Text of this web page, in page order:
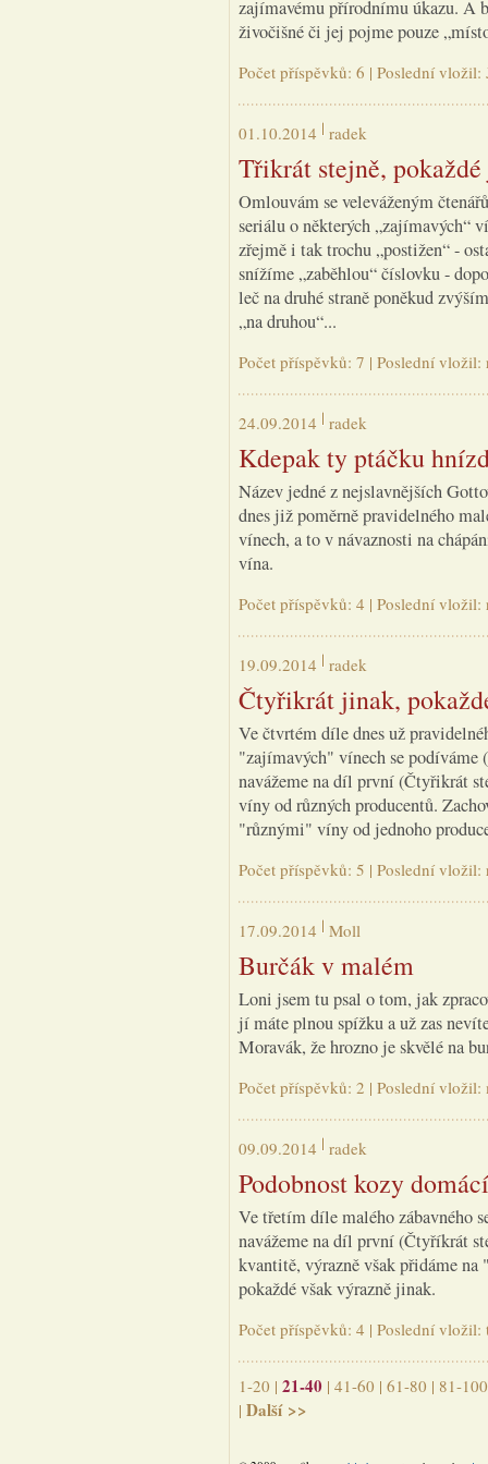
zajímavému přírodnímu úkazu. A
živočišné či jej pojme pouze
Počet příspěvků: 6 | Poslední
01.10.2014 radek
Třikrát stejně,
Omlouvám se veleváženým
seriálu o některých „zajímavých“
zřejmě i tak trochu „postižen“ -
snížíme „zaběhlou“ číslovku -
leč na druhé straně poněkud
„na druhou“...
Počet příspěvků: 7 | Poslední
24.09.2014 radek
Kdepak ty ptáčku
Název jedné z nejslavnějších
dnes již poměrně pravidelného
vínech, a to v návaznosti na
vína.
Počet příspěvků: 4 | Poslední
19.09.2014 radek
Čtyřikrát jinak,
Ve čtvrtém díle dnes už
"zajímavých" vínech se podíváme
navážeme na díl první (Čtyřikrát
víny od různých producentů.
"různými" víny od jednoho
Počet příspěvků: 5 | Poslední
17.09.2014 Moll
Burčák v malém
Loni jsem tu psal o tom, jak
jí máte plnou spížku a už zas
Moravák, že hrozno je skvělé na
Počet příspěvků: 2 | Poslední
09.09.2014 radek
Podobnost kozy
Ve třetím díle malého zábavného
navážeme na díl první (Čtyříkrát
kvantitě, výrazně však přidáme
pokaždé však výrazně jinak.
Počet příspěvků: 4 | Poslední
1-20 | 21-40 | 41-60 | 61-80 | 81-100
| Další >>